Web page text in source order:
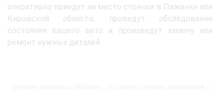
оперативно приедут на место стоянки в Пижанке или
Кировской области, проведут обследование
состояния вашего авто и произведут замену или
ремонт нужных деталей.